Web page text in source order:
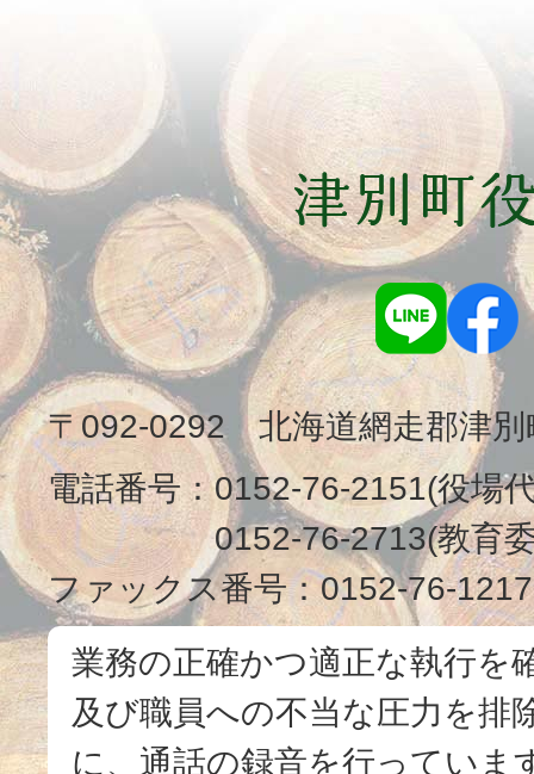
〒092-0292 北海道網走郡津別
電話番号：0152-76-2151(役場
0152-76-2713(教育
ファックス番号：0152-76-1217
業務の正確かつ適正な執行を
及び職員への不当な圧力を排
に、通話の録音を行っていま